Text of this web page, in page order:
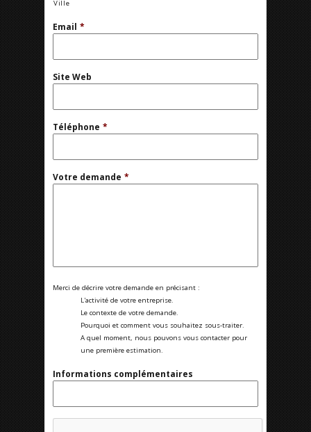
Ville
Email *
Site Web
Téléphone *
Votre demande *
Merci de décrire votre demande en précisant :
L'activité de votre entreprise.
Le contexte de votre demande.
Pourquoi et comment vous souhaitez sous-traiter.
A quel moment, nous pouvons vous contacter pour
une première estimation.
Informations complémentaires